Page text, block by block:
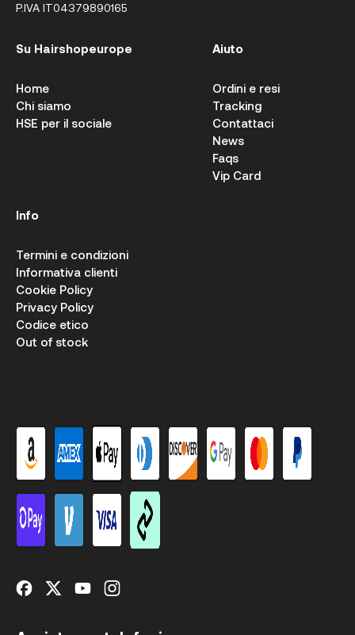
P.IVA IT04379890165
Su Hairshopeurope
Home
Chi siamo
HSE per il sociale
Aiuto
Ordini e resi
Tracking
Contattaci
News
Faqs
Vip Card
Info
Termini e condizioni
Informativa clienti
Cookie Policy
Privacy Policy
Codice etico
Out of stock